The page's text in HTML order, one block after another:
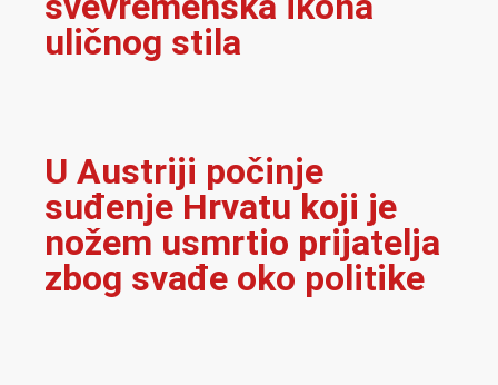
uličnog stila
U Austriji počinje
suđenje Hrvatu koji je
nožem usmrtio prijatelja
zbog svađe oko politike